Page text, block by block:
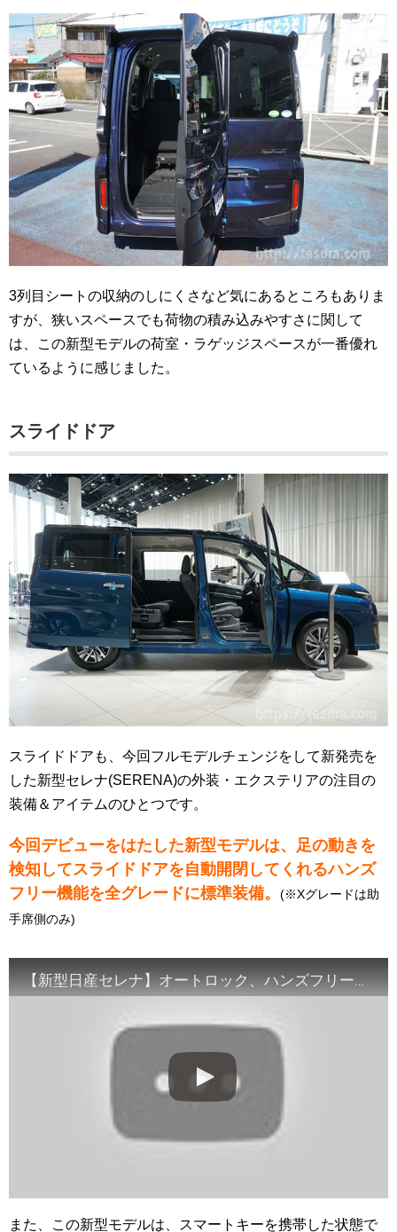
3列目シートの収納のしにくさなど気にあるところもありま
すが、狭いスペースでも荷物の積み込みやすさに関して
は、この新型モデルの荷室・ラゲッジスペースが一番優れ
ているように感じました。
スライドドア
スライドドアも、今回フルモデルチェンジをして新発売を
した新型セレナ(SERENA)の外装・エクステリアの注目の
装備＆アイテムのひとつです。
今回デビューをはたした新型モデルは、足の動きを
検知してスライドドアを自動開閉してくれるハンズ
フリー機能を全グレードに標準装備。
(※Xグレードは助
手席側のみ)
【新型日産セレナ】オートロック、ハンズフリードアの機能紹介していくぅ〜‥痛い子と言わないで‥
また、この新型モデルは、スマートキーを携帯した状態で